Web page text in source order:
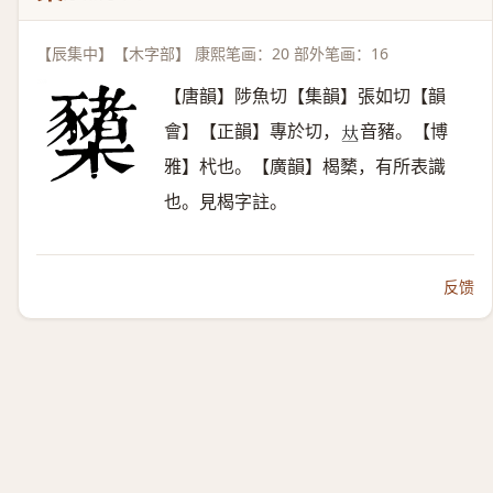
【辰集中】【木字部】 康熙笔画：20 部外笔画：16
【唐韻】陟魚切【集韻】張如切【韻
會】【正韻】專於切， 𠀤音豬。【博
雅】杙也。【廣韻】楬櫫，有所表識
也。見楬字註。
反馈